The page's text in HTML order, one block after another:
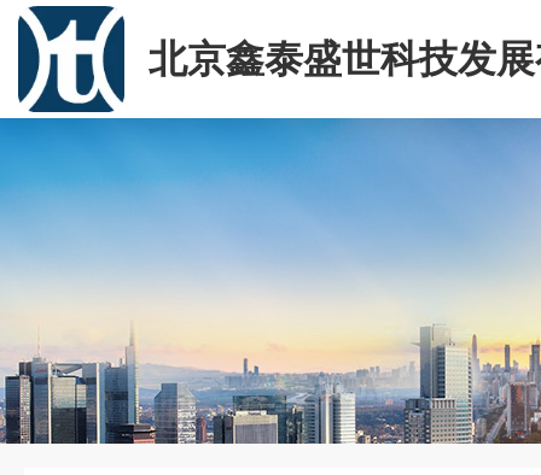
北京鑫泰盛世科技发
司